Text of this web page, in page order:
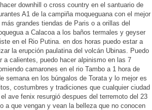
downhill o cross country en el santuario de
A1 de la campiña moqueguana con el mejor
grandes tiendas de Paris o a orillas del
a Calacoa a los baños termales y geyser
en el Rio Putina. en dos horas puedo estar a
la erupción paulatina del volcán Ubinas. Puedo
a calientes, puedo hacer alpinismo en las 7
camarones en el rio Tambo a 1 hora de
semana en los búngalos de Torata y lo mejor es
costumbres y tradiciones que cualquier ciudad
ave fenix resurgió despues del terremoto del 23
a que vengan y vean la belleza que no conocen